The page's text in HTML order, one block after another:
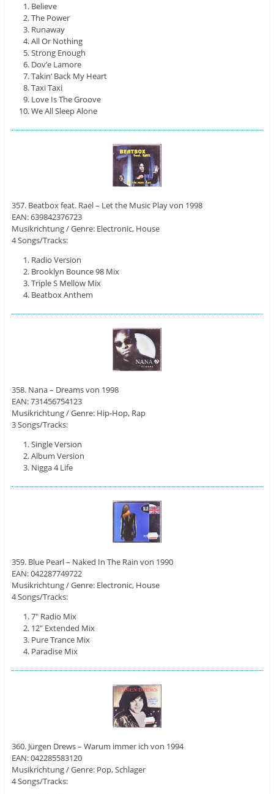
Believe
The Power
Runaway
All Or Nothing
Strong Enough
Dov’e Lamore
Takin‘ Back My Heart
Taxi Taxi
Love Is The Groove
We All Sleep Alone
357. Beatbox feat. Rael – Let the Music Play von 1998
EAN: 639842376723
Musikrichtung / Genre: Electronic, House
4 Songs/Tracks:
Radio Version
Brooklyn Bounce 98 Mix
Triple S Mellow Mix
Beatbox Anthem
358. Nana – Dreams von 1998
EAN: 731456754123
Musikrichtung / Genre: Hip-Hop, Rap
3 Songs/Tracks:
Single Version
Album Version
Nigga 4 Life
359. Blue Pearl – Naked In The Rain von 1990
EAN: 042287749722
Musikrichtung / Genre: Electronic, House
4 Songs/Tracks:
7″ Radio Mix
12″ Extended Mix
Pure Trance Mix
Paradise Mix
360. Jürgen Drews – Warum immer ich von 1994
EAN: 042285583120
Musikrichtung / Genre: Pop, Schlager
4 Songs/Tracks: